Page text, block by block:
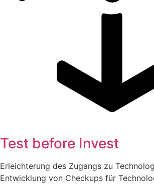
Test before Invest
Erleichterung des Zugangs zu
Entwicklung von Checkups für